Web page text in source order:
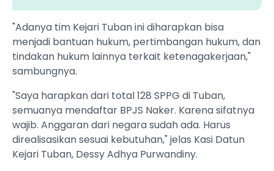
"Adanya tim Kejari Tuban ini diharapkan bisa
menjadi bantuan hukum, pertimbangan hukum, dan
tindakan hukum lainnya terkait ketenagakerjaan,"
sambungnya.
"Saya harapkan dari total 128 SPPG di Tuban,
semuanya mendaftar BPJS Naker. Karena sifatnya
wajib. Anggaran dari negara sudah ada. Harus
direalisasikan sesuai kebutuhan," jelas Kasi Datun
Kejari Tuban, Dessy Adhya Purwandiny.